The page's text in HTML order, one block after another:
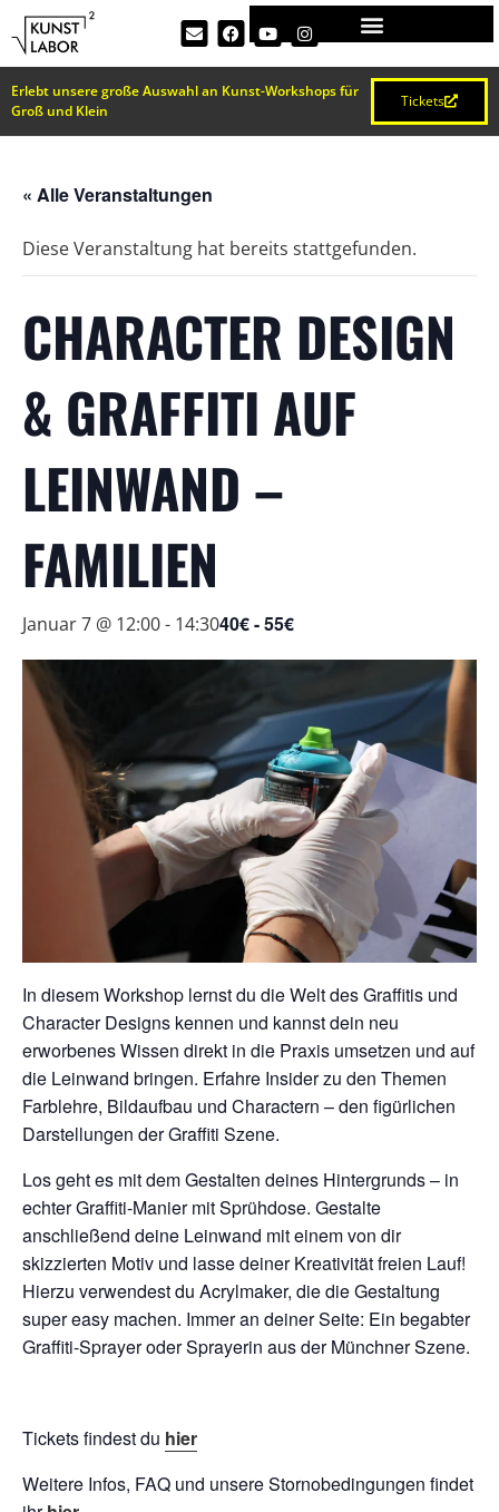
Erlebt unsere große Auswahl an Kunst-Workshops für
Groß und Klein
Tickets
« Alle Veranstaltungen
Diese Veranstaltung hat bereits stattgefunden.
CHARACTER DESIGN
& GRAFFITI AUF
LEINWAND –
FAMILIEN
Januar 7 @ 12:00- 14:3040€ - 55€
In diesem Workshop lernst du die Welt des Graffitis und
Character Designs kennen und kannst dein neu
erworbenes Wissen direkt in die Praxis umsetzen und auf
die Leinwand bringen. Erfahre Insider zu den Themen
Farblehre, Bildaufbau und Charactern – den figürlichen
Darstellungen der Graffiti Szene.
Los geht es mit dem Gestalten deines Hintergrunds – in
echter Graffiti-Manier mit Sprühdose. Gestalte
anschließend deine Leinwand mit einem von dir
skizzierten Motiv und lasse deiner Kreativität freien Lauf!
Hierzu verwendest du Acrylmaker, die die Gestaltung
super easy machen. Immer an deiner Seite: Ein begabter
Graffiti-Sprayer oder Sprayerin aus der Münchner Szene.
Tickets findest du hier
Weitere Infos, FAQ und unsere Stornobedingungen findet